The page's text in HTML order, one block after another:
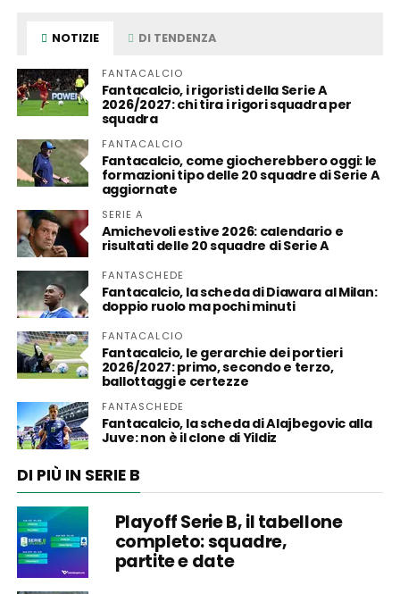
NOTIZIE DI TENDENZA
FANTACALCIO
Fantacalcio, i rigoristi della Serie A
2026/2027: chi tira i rigori squadra per
squadra
FANTACALCIO
Fantacalcio, come giocherebbero oggi: le
formazioni tipo delle 20 squadre di Serie A
aggiornate
SERIE A
Amichevoli estive 2026: calendario e
risultati delle 20 squadre di Serie A
FANTASCHEDE
Fantacalcio, la scheda di Diawara al Milan:
doppio ruolo ma pochi minuti
FANTACALCIO
Fantacalcio, le gerarchie dei portieri
2026/2027: primo, secondo e terzo,
ballottaggi e certezze
FANTASCHEDE
Fantacalcio, la scheda di Alajbegovic alla
Juve: non è il clone di Yildiz
DI PIÙ IN SERIE B
Playoff Serie B, il tabellone
completo: squadre,
partite e date